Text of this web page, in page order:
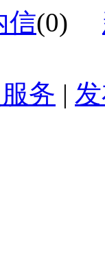
信(0)
务 |